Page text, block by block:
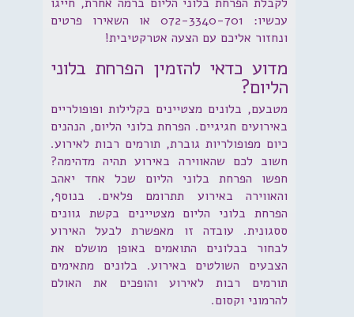
עכשיו: 072-3340-701 או השאירו פרטים
ונחזור אליכם עם הצעה אטרקטיבית!
מדוע כדאי להזמין הפרחת בלוני
הליום?
מטבעם, בלונים מצטיינים בקלילות ופופולריים
באירועים חגיגיים. הפרחת בלוני הליום, הנהנים
כיום מפופולריות גוברת, תורמים רבות לאירוע.
חשוב לכם שהאווירה באירוע תהיה מדהימה?
חפשו הפרחת בלוני הליום שכל אחד יאהב
והאווירה באירוע תתרומם פלאים. בנוסף,
הפרחת בלוני הליום מצטיינים בקשת גוונים
ססגונית. עובדה זו מאפשרת לבעל האירוע
לבחור בבלונים התואמים באופן מושלם את
הצבעים השולטים באירוע. בלונים מתאימים
תורמים רבות לאירוע והופכים את האולם
להרמוני וקסום.